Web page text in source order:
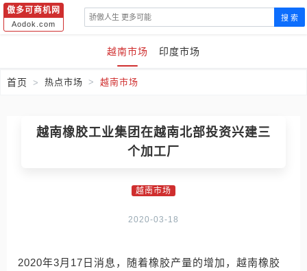
傲多可商机网
Aodok.com
搜 索
越南市场 印度市场
首页 热点市场 越南市场
越南橡胶工业集团在越南北部投资兴建三
个加工厂
越南市场
2020-03-18
2020年3月17日消息，随着橡胶产量的增加，越南橡胶